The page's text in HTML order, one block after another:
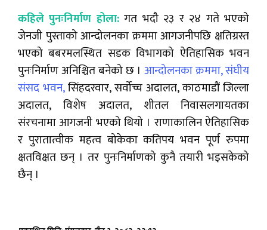
कहिले पुनःनिर्माण होला:गत भदौ २३ र २४ गते भएको
जेनजी पुस्ताको आन्दोलनका क्रममा आगजनीपछि क्षतिग्रस्त
भएको बबरमलस्थित सडक विभागको ऐतिहासिक भवन
पुनःनिर्माण अनिश्चित बनेको छ ।आन्दोलनका क्रममा, संघीय
संसद भवन,सिंहदरवार, सर्वोच्च अदालत, काठमाडौं जिल्ला
अदालत, विशेष अदालत, शीतल निवासलगायतका
संरचनामा आगजनी भएको थियो । राणाकालिन ऐतिहासिक
र पुरातात्वीक महत्व बोकेका कतिपय भवन पूर्ण रुपमा
क्षतविक्षत छन् । तर पुनःनिर्माणको कुनै तयारी भइसकेको
छैन् ।